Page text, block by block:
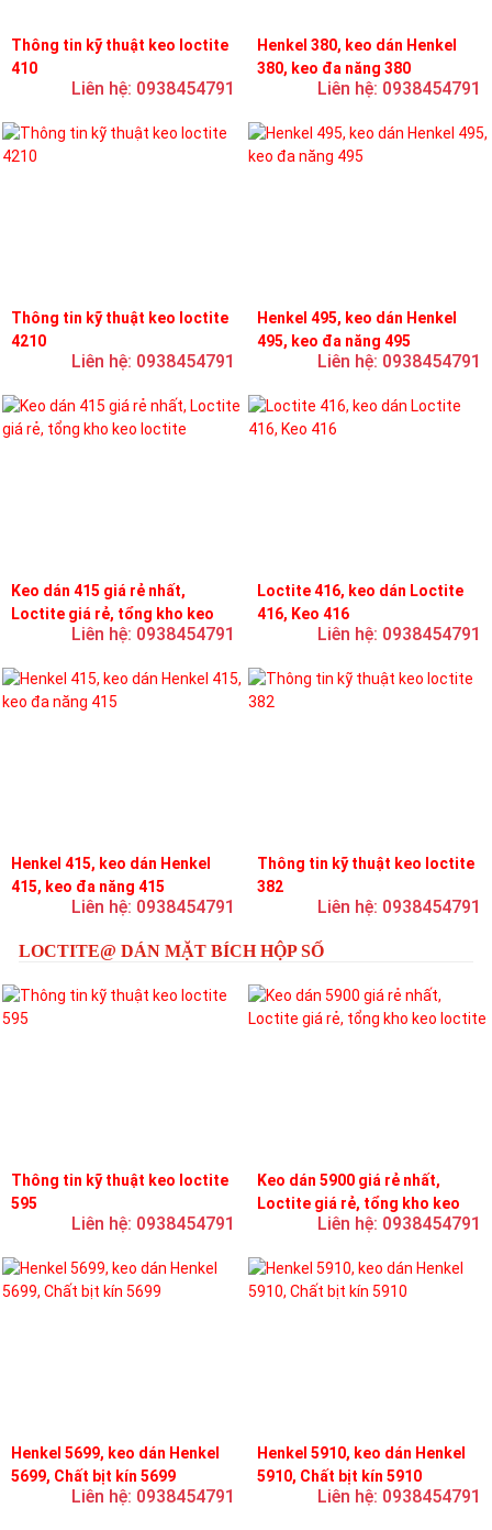
Thông tin kỹ thuật keo loctite
410
Liên hệ: 0938454791
Henkel 380, keo dán Henkel
380, keo đa năng 380
Liên hệ: 0938454791
Thông tin kỹ thuật keo loctite
4210
Liên hệ: 0938454791
Henkel 495, keo dán Henkel
495, keo đa năng 495
Liên hệ: 0938454791
Keo dán 415 giá rẻ nhất,
Loctite giá rẻ, tổng kho keo
Liên hệ: 0938454791
Loctite 416, keo dán Loctite
416, Keo 416
Liên hệ: 0938454791
Henkel 415, keo dán Henkel
415, keo đa năng 415
Liên hệ: 0938454791
Thông tin kỹ thuật keo loctite
382
Liên hệ: 0938454791
LOCTITE@ DÁN MẶT BÍCH HỘP SỐ
Thông tin kỹ thuật keo loctite
595
Liên hệ: 0938454791
Keo dán 5900 giá rẻ nhất,
Loctite giá rẻ, tổng kho keo
Liên hệ: 0938454791
Henkel 5699, keo dán Henkel
5699, Chất bịt kín 5699
Liên hệ: 0938454791
Henkel 5910, keo dán Henkel
5910, Chất bịt kín 5910
Liên hệ: 0938454791